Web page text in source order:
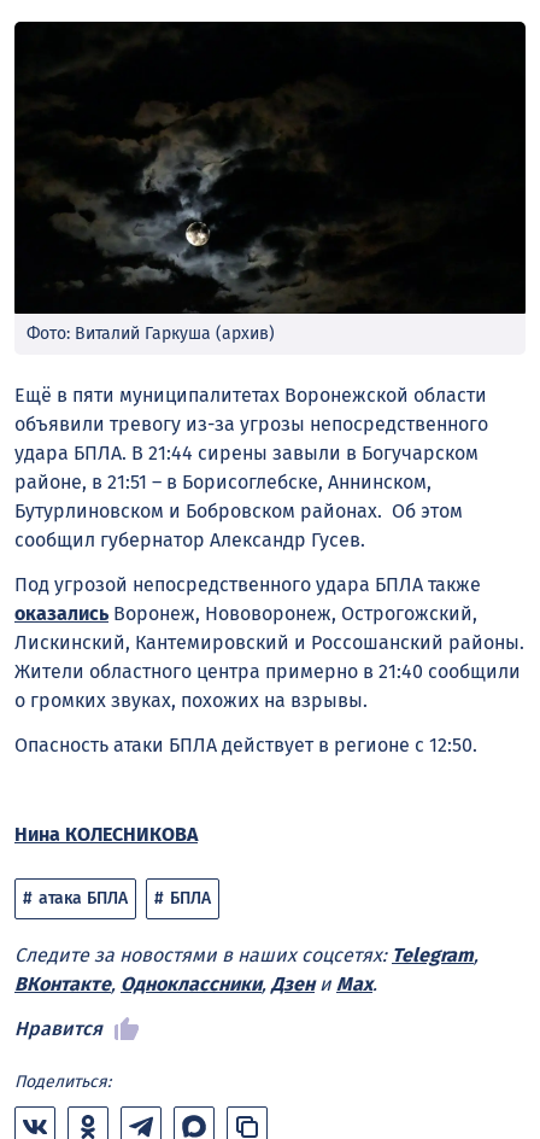
Фото: Виталий Гаркуша (архив)
Ещё в пяти муниципалитетах Воронежской области
объявили тревогу из-за угрозы непосредственного
удара БПЛА. В 21:44 сирены завыли в Богучарском
районе, в 21:51 – в Борисоглебске, Аннинском,
Бутурлиновском и Бобровском районах. Об этом
сообщил губернатор Александр Гусев.
Под угрозой непосредственного удара БПЛА также
оказались Воронеж, Нововоронеж, Острогожский,
Лискинский, Кантемировский и Россошанский районы.
Жители областного центра примерно в 21:40 сообщили
о громких звуках, похожих на взрывы.
Опасность атаки БПЛА действует в регионе с 12:50.
Нина КОЛЕСНИКОВА
атака БПЛА БПЛА
Следите за новостями в наших соцсетях: Telegram,
ВКонтакте, Одноклассники, Дзени Max.
Нравится
Поделиться: